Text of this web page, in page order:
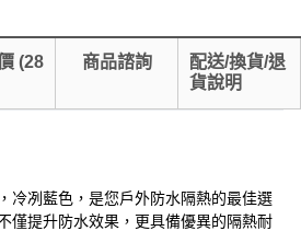
(28
商品諮詢
配送/換貨/退
貨說明
冷冽藍色，是您戶外防水隔熱的最佳選
僅提升防水效果，更具備優異的隔熱耐